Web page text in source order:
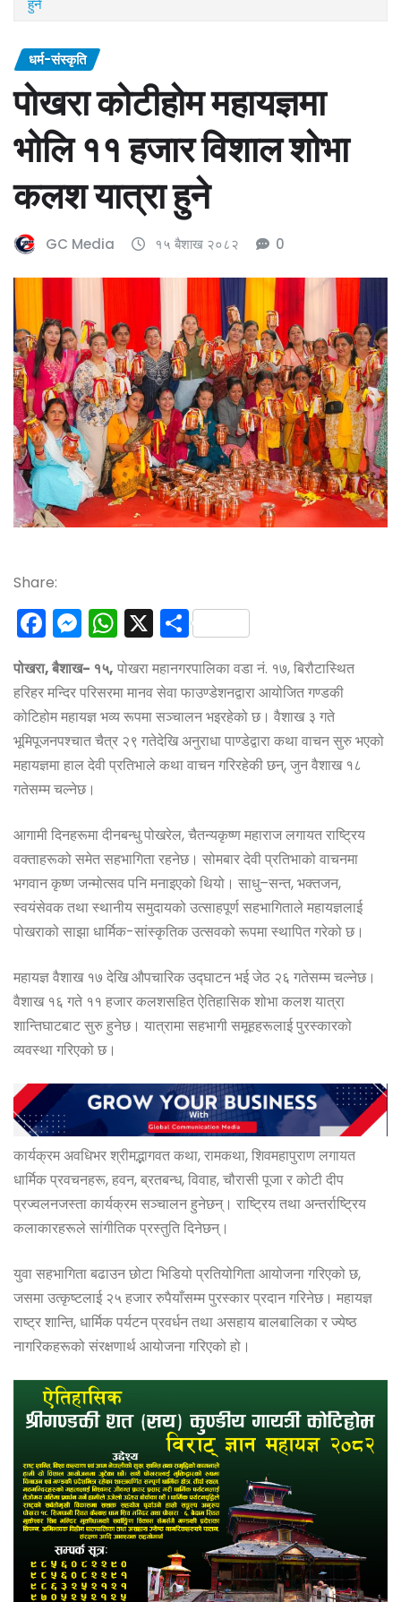
हुने
धर्म-संस्कृति
पोखरा कोटीहोम महायज्ञमा
भोलि ११ हजार विशाल शोभा
कलश यात्रा हुने
GC Media १५ बैशाख २०८२ 0
Share:
F
a
c
e
b
o
o
k
M
e
s
s
e
n
g
e
r
W
h
a
ts
A
p
X S
h
a
r
e
पोखरा, बैशाख- १५, पोखरा महानगरपालिका वडा नं. १७, बिरौटास्थित
हरिहर मन्दिर परिसरमा मानव सेवा फाउण्डेशनद्वारा आयोजित गण्डकी
कोटिहोम महायज्ञ भव्य रूपमा सञ्चालन भइरहेको छ। वैशाख ३ गते
भूमिपूजनपश्चात चैत्र २९ गतेदेखि अनुराधा पाण्डेद्वारा कथा वाचन सुरु भएको
महायज्ञमा हाल देवी प्रतिभाले कथा वाचन गरिरहेकी छन्, जुन वैशाख १८
गतेसम्म चल्नेछ।
आगामी दिनहरूमा दीनबन्धु पोखरेल, चैतन्यकृष्ण महाराज लगायत राष्ट्रिय
वक्ताहरूको समेत सहभागिता रहनेछ। सोमबार देवी प्रतिभाको वाचनमा
भगवान कृष्ण जन्मोत्सव पनि मनाइएको थियो। साधु–सन्त, भक्तजन,
स्वयंसेवक तथा स्थानीय समुदायको उत्साहपूर्ण सहभागिताले महायज्ञलाई
पोखराको साझा धार्मिक-सांस्कृतिक उत्सवको रूपमा स्थापित गरेको छ।
महायज्ञ वैशाख १७ देखि औपचारिक उद्घाटन भई जेठ २६ गतेसम्म चल्नेछ।
वैशाख १६ गते ११ हजार कलशसहित ऐतिहासिक शोभा कलश यात्रा
शान्तिघाटबाट सुरु हुनेछ। यात्रामा सहभागी समूहहरूलाई पुरस्कारको
व्यवस्था गरिएको छ।
कार्यक्रम अवधिभर श्रीमद्भागवत कथा, रामकथा, शिवमहापुराण लगायत
धार्मिक प्रवचनहरू, हवन, ब्रतबन्ध, विवाह, चौरासी पूजा र कोटी दीप
प्रज्वलनजस्ता कार्यक्रम सञ्चालन हुनेछन्। राष्ट्रिय तथा अन्तर्राष्ट्रिय
कलाकारहरूले सांगीतिक प्रस्तुति दिनेछन्।
युवा सहभागिता बढाउन छोटा भिडियो प्रतियोगिता आयोजना गरिएको छ,
जसमा उत्कृष्टलाई २५ हजार रुपैयाँसम्म पुरस्कार प्रदान गरिनेछ। महायज्ञ
राष्ट्र शान्ति, धार्मिक पर्यटन प्रवर्धन तथा असहाय बालबालिका र ज्येष्ठ
नागरिकहरूको संरक्षणार्थ आयोजना गरिएको हो।